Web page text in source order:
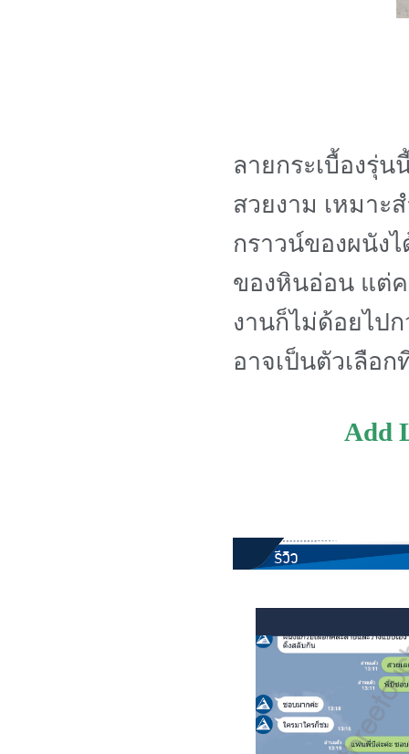
ลายกระเบื้องรุ่
สวยงาม เหมาะ
กราวน์ของผนัง
ของหินอ่อน แต่
งานก็ไม่ด้อยไป
อาจเป็นตัวเลือ
Add